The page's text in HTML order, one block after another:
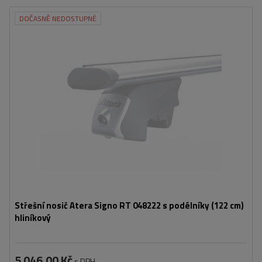
DOČASNĚ NEDOSTUPNÉ
Střešní nosič Atera Signo RT 048222 s podélníky (122 cm)
hliníkový